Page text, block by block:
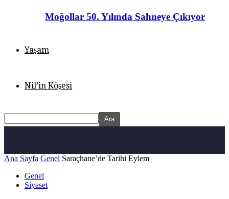
Moğollar 50. Yılında Sahneye Çıkıyor
Yaşam
Nil’in Köşesi
Ana Sayfa Genel Saraçhane’de Tarihi Eylem
Genel
Siyaset